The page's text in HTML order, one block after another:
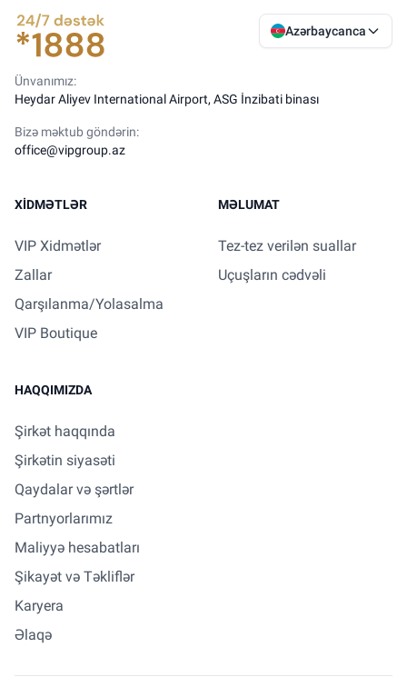
Azərbaycanca
Ünvanımız:
Heydar Aliyev International Airport, ASG İnzibati binası
Bizə məktub göndərin:
office@vipgroup.az
XIDMƏTLƏR
VIP Xidmətlər
Zallar
Qarşılanma/Yolasalma
VIP Boutique
MƏLUMAT
Tez-tez verilən suallar
Uçuşların cədvəli
HAQQIMIZDA
Şirkət haqqında
Şirkətin siyasəti
Qaydalar və şərtlər
Partnyorlarımız
Maliyyə hesabatları
Şikayət və Təkliflər
Karyera
Əlaqə